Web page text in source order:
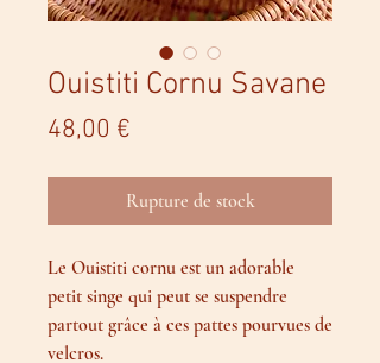
Ouistiti Cornu Savane
48,00 €
Rupture de stock
Le Ouistiti cornu est un adorable
petit singe qui peut se suspendre
partout grâce à ces pattes pourvues de
velcros.